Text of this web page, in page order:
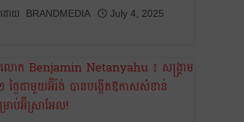
BRANDMEDIA July 4, 2025